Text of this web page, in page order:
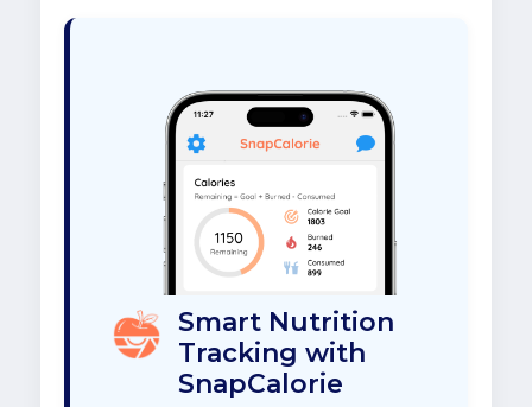
Smart Nutrition
Tracking with
SnapCalorie